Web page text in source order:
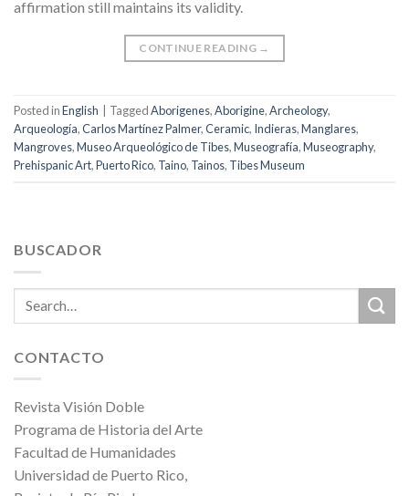
affirmation still maintains its validity.
CONTINUE READING →
Posted inEnglish TaggedAborigenes,Aborigine,Archeology,
Arqueología,Carlos Martínez Palmer,Ceramic, Indieras,Manglares,
Mangroves,Museo Arqueológico de Tibes,Museografía,Museography,
Prehispanic Art,Puerto Rico, Taino, Tainos, Tibes Museum
BUSCADOR
CONTACTO
Revista Visión Doble
Programa de Historia del Arte
Facultad de Humanidades
Universidad de Puerto Rico,